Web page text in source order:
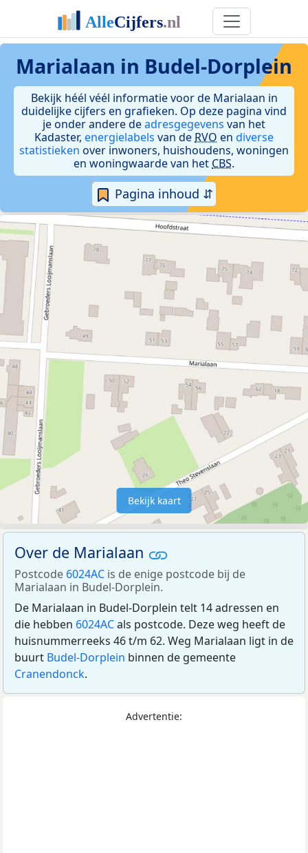
Marialaan in Budel-Dorplein
Bekijk héél véél informatie voor de Marialaan in
duidelijke cijfers en grafieken. Op deze pagina vind
je onder andere deadresgegevens van het
Kadaster, energielabels van de RVO en diverse
statistieken over inwoners, huishoudens, woningen
en woningwaarde van het CBS.
Pagina inhoud ⇵
Bekijk kaart
Over de Marialaan
Postcode 6024AC is de enige postcode bij de
Marialaan in Budel-Dorplein.
De Marialaan in Budel-Dorplein telt 14 adressen en
die hebben 6024ACals postcode. Deze weg heeft de
huisnummerreeks 46 t/m 62. Weg Marialaan ligt in de
buurt Budel-Dorplein binnen de gemeente
Cranendonck.
Advertentie: